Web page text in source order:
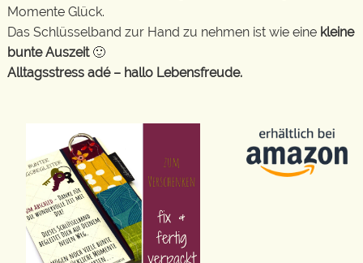
Momente Glück.
Das Schlüsselband zur Hand zu nehmen ist wie eine kleine
bunte Auszeit🙂
Alltagsstress adé – hallo Lebensfreude.